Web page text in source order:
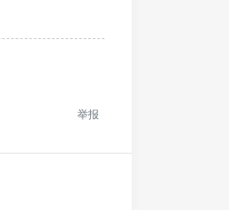
举报